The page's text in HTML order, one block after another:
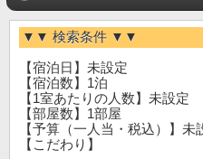
▼▼ 検索条件 ▼▼
【宿泊日】未設定
【宿泊数】1泊
【1室あたりの人数】未設定
【部屋数】1部屋
【予算（一人当・税込）】未
【こだわり】